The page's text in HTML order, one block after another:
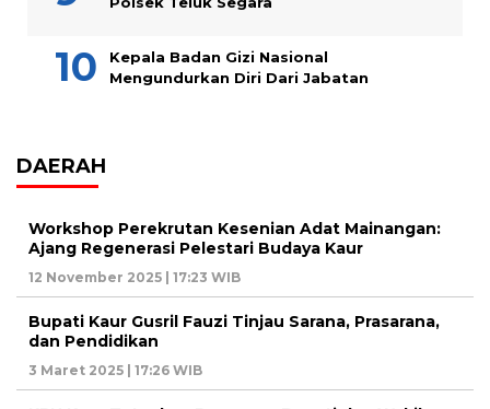
Kepala Badan Gizi Nasional
Mengundurkan Diri Dari Jabatan
DAERAH
Workshop Perekrutan Kesenian Adat Mainangan:
Ajang Regenerasi Pelestari Budaya Kaur
12 November 2025 | 17:23 WIB
Bupati Kaur Gusril Fauzi Tinjau Sarana, Prasarana,
dan Pendidikan
3 Maret 2025 | 17:26 WIB